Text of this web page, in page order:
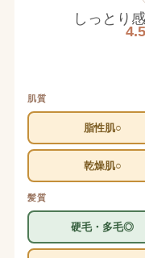
しっとり感
4.5
肌質
脂性肌○
乾燥肌○
髪質
硬毛・多毛◎